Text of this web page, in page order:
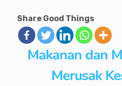
Share Good Things
Makanan dan
Merusak